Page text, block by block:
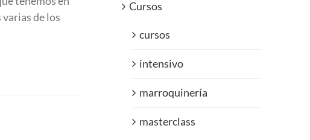
de los
Cursos
cursos
intensivo
marroquinería
masterclass